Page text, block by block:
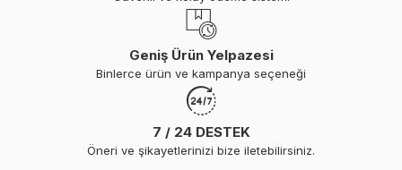
Geniş Ürün Yelpazesi
Binlerce ürün ve kampanya seçeneği
7 / 24 DESTEK
Öneri ve şikayetlerinizi bize iletebilirsiniz.